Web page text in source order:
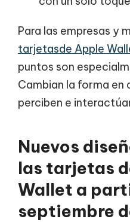
Para las empresas y
tarjetasde Apple
puntos son
Cambian la forma en
perciben e
Nuevos
las tarjetas
Wallet a
septiembre